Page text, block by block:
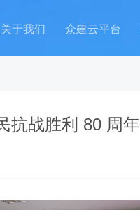
关于我们 众建云平台
抗战胜利 80 周年